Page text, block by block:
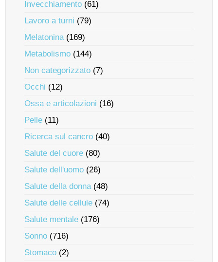
Invecchiamento (61)
Lavoro a turni (79)
Melatonina(169)
Metabolismo (144)
Non categorizzato (7)
Occhi (12)
Ossa e articolazioni (16)
Pelle (11)
Ricerca sul cancro (40)
Salute del cuore (80)
Salute dell'uomo (26)
Salute della donna(48)
Salute delle cellule (74)
Salute mentale (176)
Sonno (716)
Stomaco (2)